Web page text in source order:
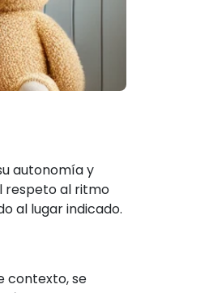
autonomía y
respeto al ritmo
al lugar indicado.
contexto, se